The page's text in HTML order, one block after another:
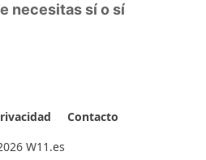
necesitas sí o sí
Contacto
W11.es